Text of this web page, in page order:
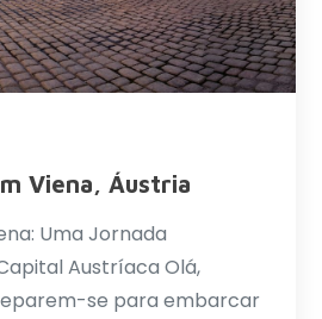
Viena, Áustria
Uma Jornada
Austríaca Olá,
se para embarcar